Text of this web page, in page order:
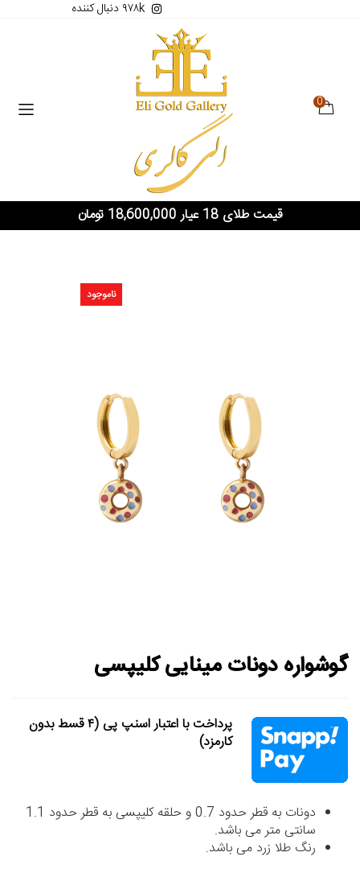
۹۷۸k دنبال کننده
0
قیمت طلای 18 عیار 18,600,000 تومان
ناموجود
گوشواره دونات مینایی کلیپسی
پرداخت با اعتبار اسنپ پی (۴ قسط بدون
کارمزد)
دونات به قطر حدود 0.7 و حلقه کلیپسی به قطر حدود 1.1
سانتی متر می باشد.
رنگ طلا زرد می باشد.